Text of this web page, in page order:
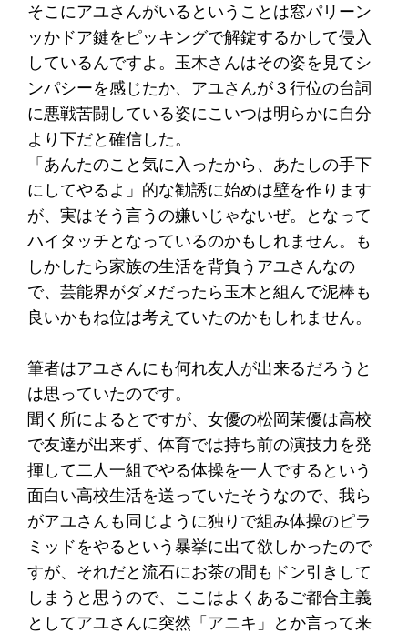
そこにアユさんがいるということは窓パリーン
ッかドア鍵をピッキングで解錠するかして侵入
しているんですよ。玉木さんはその姿を見てシ
ンパシーを感じたか、アユさんが３行位の台詞
に悪戦苦闘している姿にこいつは明らかに自分
より下だと確信した。
「あんたのこと気に入ったから、あたしの手下
にしてやるよ」的な勧誘に始めは壁を作ります
が、実はそう言うの嫌いじゃないぜ。となって
ハイタッチとなっているのかもしれません。も
しかしたら家族の生活を背負うアユさんなの
で、芸能界がダメだったら玉木と組んで泥棒も
良いかもね位は考えていたのかもしれません。
筆者はアユさんにも何れ友人が出来るだろうと
は思っていたのです。
聞く所によるとですが、女優の松岡茉優は高校
で友達が出来ず、体育では持ち前の演技力を発
揮して二人一組でやる体操を一人でするという
面白い高校生活を送っていたそうなので、我ら
がアユさんも同じように独りで組み体操のピラ
ミッドをやるという暴挙に出て欲しかったので
すが、それだと流石にお茶の間もドン引きして
しまうと思うので、ここはよくあるご都合主義
としてアユさんに突然「アニキ」とか言って来